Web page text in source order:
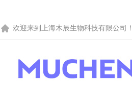
欢迎来到 上海木辰生物科技有限公司 ！